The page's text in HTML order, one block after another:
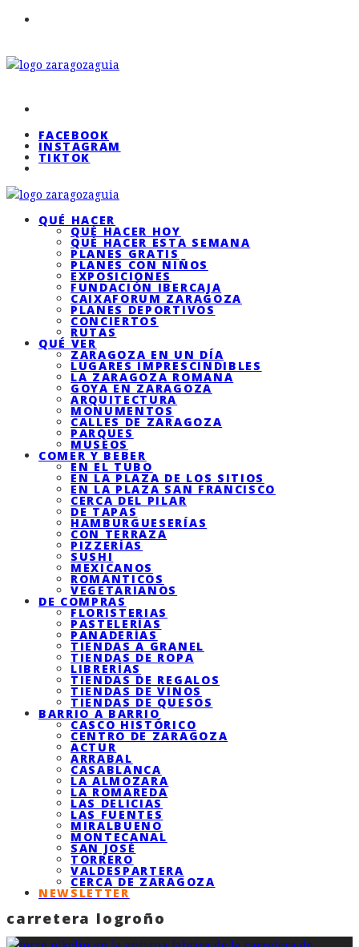
FACEBOOK
INSTAGRAM
TIKTOK
QUÉ HACER
QUÉ HACER HOY
QUÉ HACER ESTA SEMANA
PLANES GRATIS
PLANES CON NIÑOS
EXPOSICIONES
FUNDACIÓN IBERCAJA
CAIXAFORUM ZARAGOZA
PLANES DEPORTIVOS
CONCIERTOS
RUTAS
QUÉ VER
ZARAGOZA EN UN DÍA
LUGARES IMPRESCINDIBLES
LA ZARAGOZA ROMANA
GOYA EN ZARAGOZA
ARQUITECTURA
MONUMENTOS
CALLES DE ZARAGOZA
PARQUES
MUSEOS
COMER Y BEBER
EN EL TUBO
EN LA PLAZA DE LOS SITIOS
EN LA PLAZA SAN FRANCISCO
CERCA DEL PILAR
DE TAPAS
HAMBURGUESERÍAS
CON TERRAZA
PIZZERÍAS
SUSHI
MEXICANOS
ROMÁNTICOS
VEGETARIANOS
DE COMPRAS
FLORISTERIAS
PASTELERÍAS
PANADERÍAS
TIENDAS A GRANEL
TIENDAS DE ROPA
LIBRERÍAS
TIENDAS DE REGALOS
TIENDAS DE VINOS
TIENDAS DE QUESOS
BARRIO A BARRIO
CASCO HISTÓRICO
CENTRO DE ZARAGOZA
ACTUR
ARRABAL
CASABLANCA
LA ALMOZARA
LA ROMAREDA
LAS DELICIAS
LAS FUENTES
MIRALBUENO
MONTECANAL
SAN JOSÉ
TORRERO
VALDESPARTERA
CERCA DE ZARAGOZA
NEWSLETTER
carretera logroño